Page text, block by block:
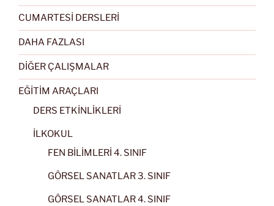
CUMARTESİ DERSLERİ
DAHA FAZLASI
DİĞER ÇALIŞMALAR
EĞİTİM ARAÇLARI
DERS ETKİNLİKLERİ
İLKOKUL
FEN BİLİMLERİ 4. SINIF
GÖRSEL SANATLAR 3. SINIF
GÖRSEL SANATLAR 4. SINIF